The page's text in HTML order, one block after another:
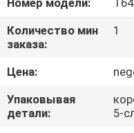
О
НАС
ФАБРИКИ
Номер модели:
Количество мин
заказа:
1
Цена:
Упаковывая
детали:
5-